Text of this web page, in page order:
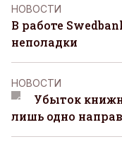
НОВОСТИ
В работе
неполадки
НОВОСТИ
Убыток
лишь одно